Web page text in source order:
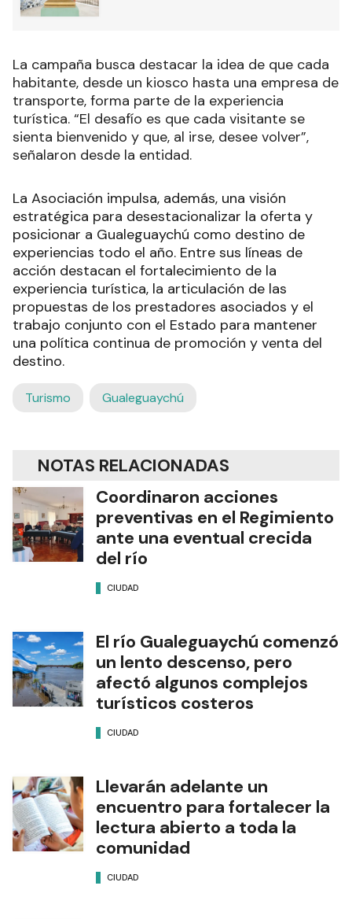
La campaña busca destacar la idea de que cada
habitante, desde un kiosco hasta una empresa de
transporte, forma parte de la experiencia
turística. “El desafío es que cada visitante se
sienta bienvenido y que, al irse, desee volver”,
señalaron desde la entidad.
La Asociación impulsa, además, una visión
estratégica para desestacionalizar la oferta y
posicionar a Gualeguaychú como destino de
experiencias todo el año. Entre sus líneas de
acción destacan el fortalecimiento de la
experiencia turística, la articulación de las
propuestas de los prestadores asociados y el
trabajo conjunto con el Estado para mantener
una política continua de promoción y venta del
destino.
Turismo Gualeguaychú
NOTAS RELACIONADAS
Coordinaron acciones
preventivas en el Regimiento
ante una eventual crecida
del río
CIUDAD
El río Gualeguaychú comenzó
un lento descenso, pero
afectó algunos complejos
turísticos costeros
CIUDAD
Llevarán adelante un
encuentro para fortalecer la
lectura abierto a toda la
comunidad
CIUDAD